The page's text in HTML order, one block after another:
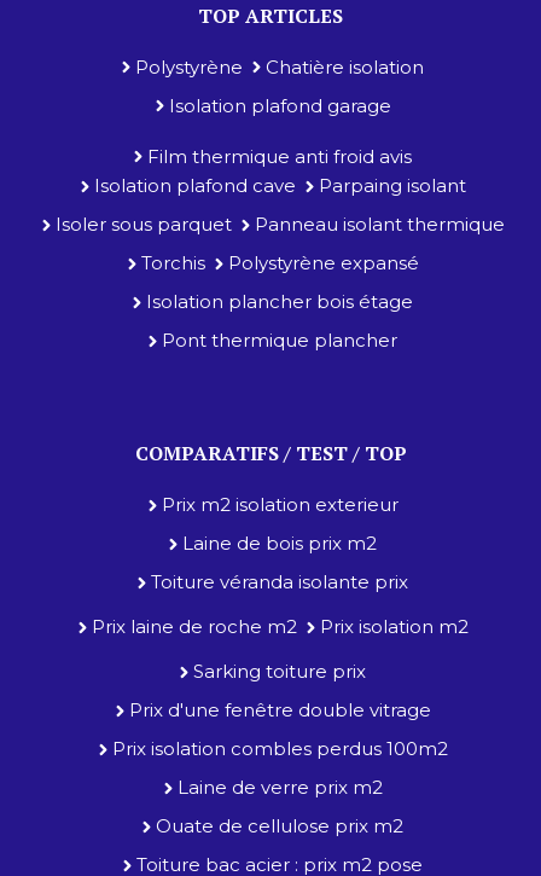
TOP ARTICLES
Polystyrène
Chatière isolation
Isolation plafond garage
Film thermique anti froid avis
Isolation plafond cave
Parpaing isolant
Isoler sous parquet
Panneau isolant thermique
Torchis
Polystyrène expansé
Isolation plancher bois étage
Pont thermique plancher
COMPARATIFS / TEST / TOP
Prix m2 isolation exterieur
Laine de bois prix m2
Toiture véranda isolante prix
Prix laine de roche m2
Prix isolation m2
Sarking toiture prix
Prix d'une fenêtre double vitrage
Prix isolation combles perdus 100m2
Laine de verre prix m2
Ouate de cellulose prix m2
Toiture bac acier : prix m2 pose